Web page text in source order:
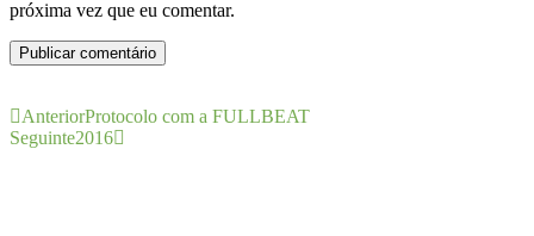
próxima vez que eu comentar.
AnteriorProtocolo com a FULLBEAT
Seguinte2016